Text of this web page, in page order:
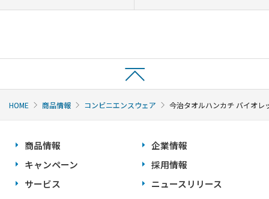
HOME 商品情報 コンビニエンスウェア 今治タオルハンカチ バイオレ
商品情報
キャンペーン
サービス
企業情報
採用情報
ニュースリリース